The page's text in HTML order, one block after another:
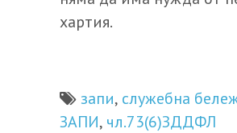
хартия.
запи, служебна
ЗАПИ, чл.73(6)ЗДДФЛ